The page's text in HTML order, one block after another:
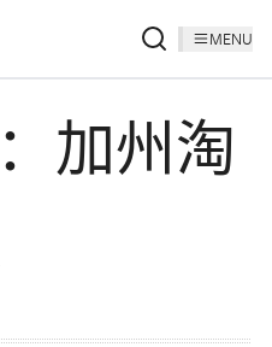
MENU
加州淘